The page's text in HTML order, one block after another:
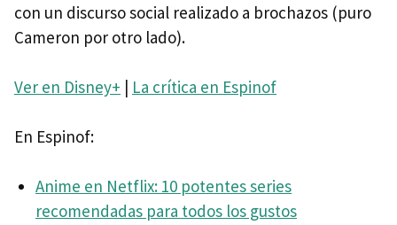
con un discurso social realizado a brochazos (puro
Cameron por otro lado).
Ver en Disney+ | La crítica en Espinof
En Espinof:
Anime en Netflix: 10 potentes series
recomendadas para todos los gustos